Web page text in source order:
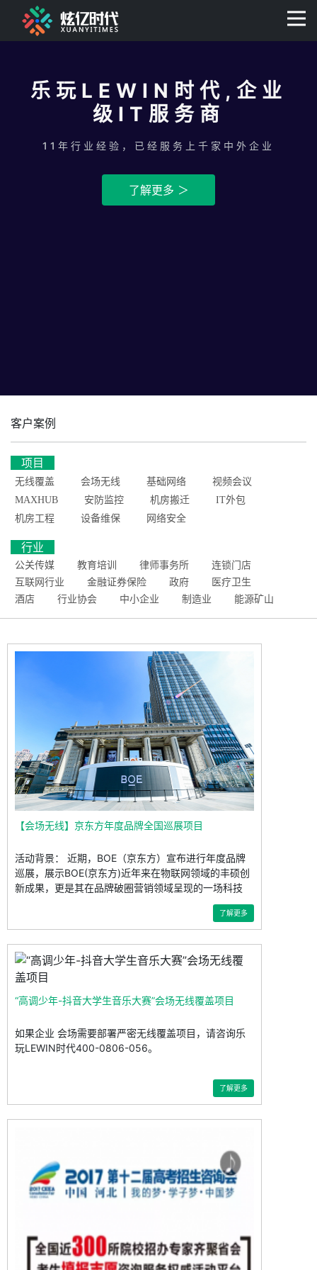
乐玩LEWIN时代,企业
级IT服务商
11年行业经验，已经服务上千家中外企业
了解更多 ＞
客户案例
项目
无线覆盖 会场无线 基础网络
视频会议
MAXHUB
安防监控 机房搬迁
IT外包
机房工程
设备维保 网络安全
行业
公关传媒 教育培训 律师事务所
连锁门店
互联网行业
金融证券保险 政府
医疗卫生
酒店
行业协会 中小企业 制造业 能源矿山
【会场无线】京东方年度品牌全国巡展项目
活动背景： 近期，BOE（京东方）宣布进行年度品牌
巡展，展示BOE(京东方)近年来在物联网领域的丰硕创
新成果，更是其在品牌破圈营销领域呈现的一场科技
了解更多
“高调少年-抖音大学生音乐大赛”会场无线覆盖项目
如果企业 会场需要部署严密无线覆盖项目，请咨询乐
玩LEWIN时代400-0806-056。
了解更多